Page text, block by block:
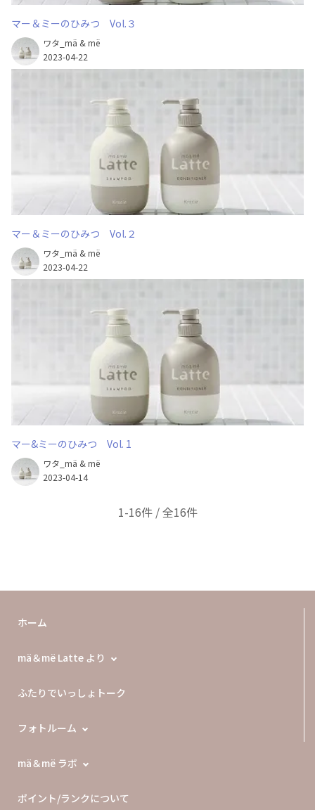
マー＆ミーのひみつ Vol.３
ワタ_mä & më
2023-04-22
マー＆ミーのひみつ Vol.２
ワタ_mä & më
2023-04-22
マー&ミーのひみつ Vol. 1
ワタ_mä & më
2023-04-14
1-16件 / 全16件
ホーム
mä＆më Latte より
ふたりでいっしょトーク
フォトルーム
mä＆më ラボ
ポイント/ランクについて